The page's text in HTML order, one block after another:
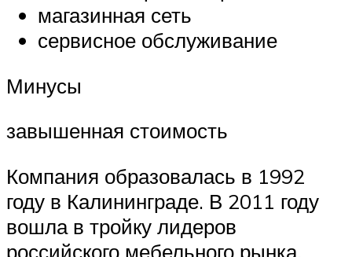
магазинная сеть
сервисное обслуживание
Минусы
завышенная стоимость
Компания образовалась в 1992
году в Калининграде. В 2011 году
вошла в тройку лидеров
российского мебельного рынка.